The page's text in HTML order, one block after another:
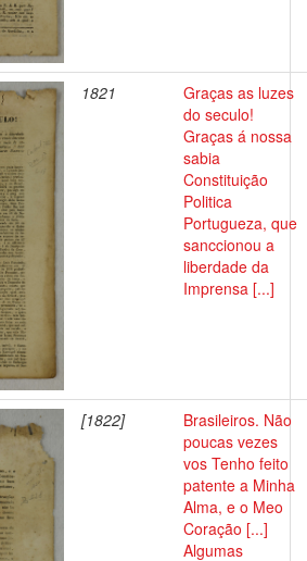
1821
Graças as luzes
do seculo!
Graças á nossa
sabia
Constituição
Politica
Portugueza, que
sanccionou a
liberdade da
Imprensa [...]
[1822]
Brasileiros. Não
poucas vezes
vos Tenho feito
patente a Minha
Alma, e o Meo
Coração [...]
Algumas